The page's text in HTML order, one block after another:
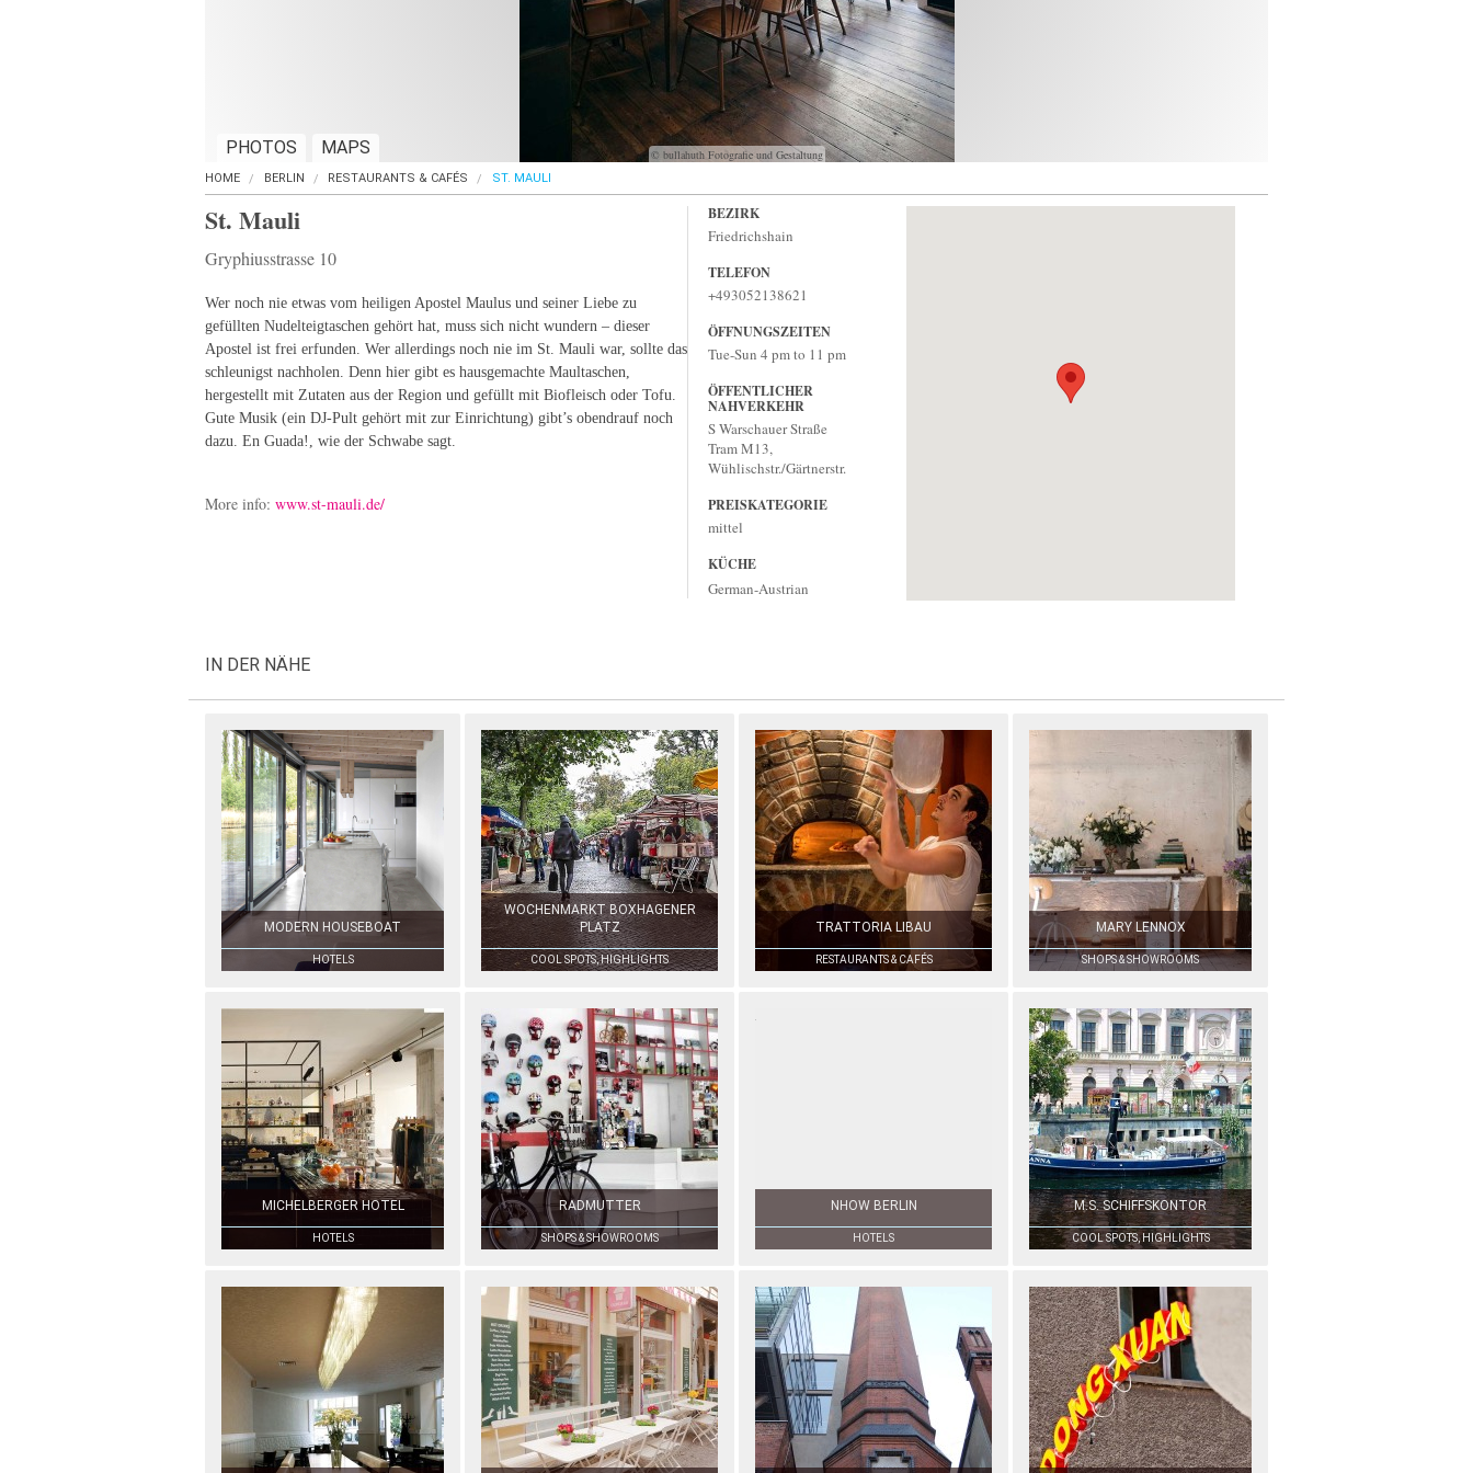
© bullahuth Fotografie und Gestaltung
PHOTOS MAPS
HOME BERLIN RESTAURANTS & CAFÉS ST. MAULI
St. Mauli
Gryphiusstrasse 10
Wer noch nie etwas vom heiligen Apostel Maulus und seiner Liebe zu
gefüllten Nudelteigtaschen gehört hat, muss sich nicht wundern – dieser
Apostel ist frei erfunden. Wer allerdings noch nie im St. Mauli war, sollte das
schleunigst nachholen. Denn hier gibt es hausgemachte Maultaschen,
hergestellt mit Zutaten aus der Region und gefüllt mit Biofleisch oder Tofu.
Gute Musik (ein DJ-Pult gehört mit zur Einrichtung) gibt’s obendrauf noch
dazu. En Guada!, wie der Schwabe sagt.
More info: www.st-mauli.de/
BEZIRK
Friedrichshain
TELEFON
+493052138621
ÖFFNUNGSZEITEN
Tue-Sun 4 pm to 11 pm
ÖFFENTLICHER
NAHVERKEHR
S Warschauer Straße
Tram M13,
Wühlischstr./Gärtnerstr.
PREISKATEGORIE
mittel
KÜCHE
German-Austrian
IN DER NÄHE
MODERN HOUSEBOAT
HOTELS
WOCHENMARKT BOXHAGENER
PLATZ
COOL SPOTS, HIGHLIGHTS
TRATTORIA LIBAU
RESTAURANTS & CAFÉS
MARY LENNOX
SHOPS & SHOWROOMS
MICHELBERGER HOTEL
HOTELS
RADMUTTER
SHOPS & SHOWROOMS
NHOW BERLIN
HOTELS
M.S. SCHIFFSKONTOR
COOL SPOTS, HIGHLIGHTS